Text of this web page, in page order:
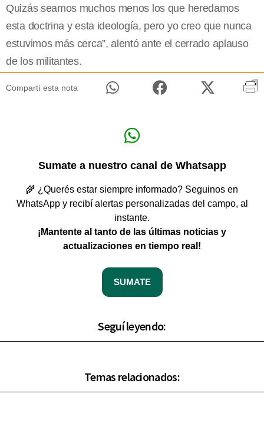
Quizás seamos muchos menos los que heredamos
esta doctrina y esta ideología, pero yo creo que nunca
estuvimos más cerca”, alentó ante el cerrado aplauso
de los militantes.
Compartí esta nota
Sumate a nuestro canal de Whatsapp
🌾 ¿Querés estar siempre informado? Seguinos en
WhatsApp y recibí alertas personalizadas del campo, al
instante.
¡Mantente al tanto de las últimas noticias y
actualizaciones en tiempo real!
SUMATE
Seguí leyendo:
Temas relacionados: